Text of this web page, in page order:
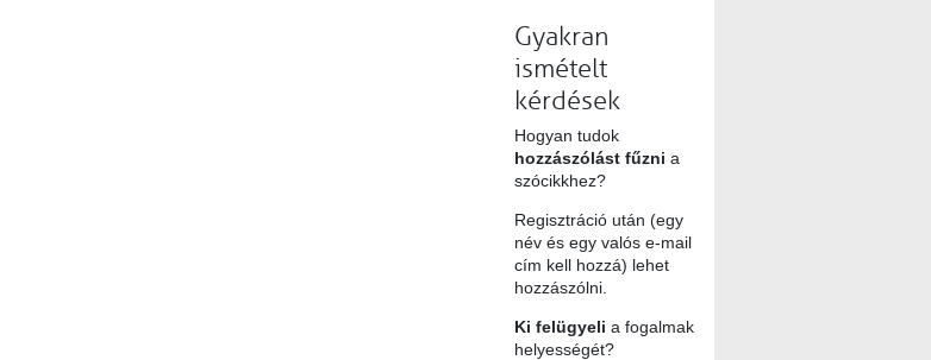
Gyakran
ismételt
kérdések
Hogyan tudok
hozzászólást fűzni a
szócikkhez?
Regisztráció után (egy
név és egy valós e-mail
cím kell hozzá) lehet
hozzászólni.
Ki felügyeli a fogalmak
helyességét?